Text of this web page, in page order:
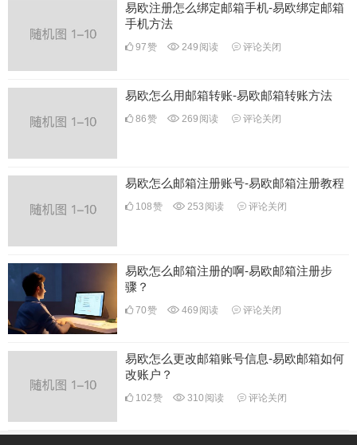
易欧注册怎么绑定邮箱手机-易欧绑定邮箱
手机方法
97赞 249 阅读 评论关闭
易欧怎么用邮箱转账-易欧邮箱转账方法
86赞 269 阅读 评论关闭
易欧怎么邮箱注册账号-易欧邮箱注册教程
108赞 253 阅读 评论关闭
易欧怎么邮箱注册的啊-易欧邮箱注册步
骤？
70赞 469 阅读 评论关闭
易欧怎么更改邮箱账号信息-易欧邮箱如何
改账户？
102赞 310 阅读 评论关闭